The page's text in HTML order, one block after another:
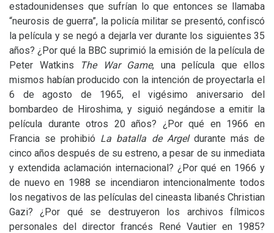
estadounidenses que sufrían lo que entonces se llamaba
“neurosis de guerra”, la policía militar se presentó, confiscó
la película y se negó a dejarla ver durante los siguientes 35
años? ¿Por qué la BBC suprimió la emisión de la película de
Peter Watkins
The War Game, una película que ellos
mismos habían producido con la intención de proyectarla el
6 de agosto de 1965, el vigésimo aniversario del
bombardeo de Hiroshima, y siguió negándose a emitir la
película durante otros 20 años? ¿Por qué en 1966 en
Francia se prohibió La batalla de Argeldurante más de
cinco años después de su estreno, a pesar de su inmediata
y extendida aclamación internacional? ¿Por qué en 1966 y
de nuevo en 1988 se incendiaron intencionalmente todos
los negativos de las películas del cineasta libanés Christian
Gazi? ¿Por qué se destruyeron los archivos fílmicos
personales del director francés René Vautier en 1985?